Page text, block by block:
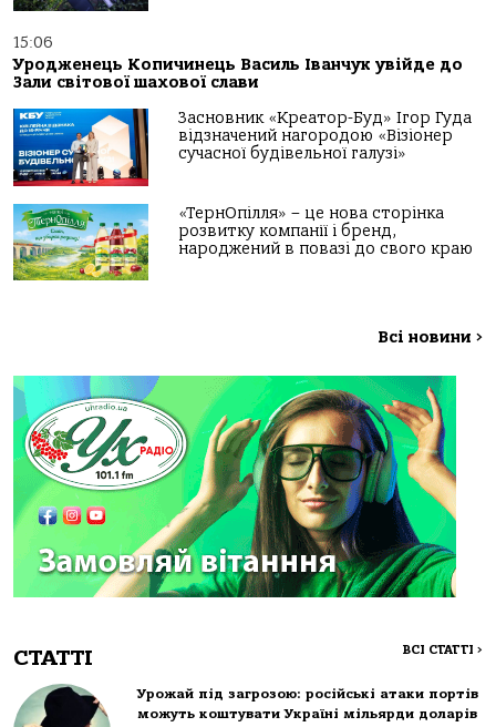
15:06
Уродженець Копичинець Василь Іванчук увійде до
Зали світової шахової слави
Засновник «Креатор-Буд» Ігор Гуда
відзначений нагородою «Візіонер
сучасної будівельної галузі»
«ТернОпілля» – це нова сторінка
розвитку компанії і бренд,
народжений в повазі до свого краю
Всі новини >
СТАТТІ ВСІ СТАТТІ >
Урожай під загрозою: російські атаки портів
можуть коштувати Україні мільярди доларів